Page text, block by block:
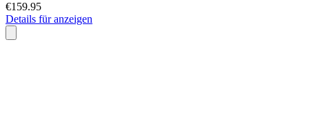
€159.95
Details für anzeigen